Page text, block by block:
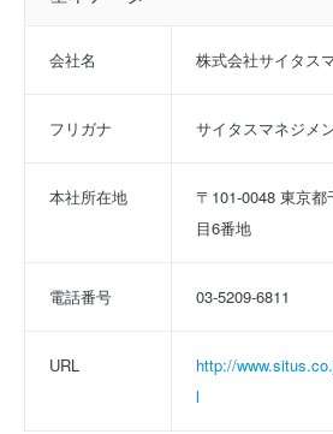
会社名 株式会社サイタス
フリガナ サイタスマネジメ
本社所在地
〒101-0048 東京
目6番地
電話番号 03-5209-6811
URL
http://
l